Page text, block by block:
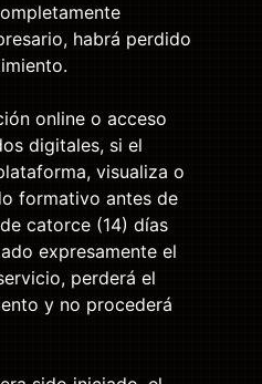
habrá perdido
online o acceso
digitales, si el
visualiza o
formativo antes de
catorce (14) días
expresamente el
perderá el
y no procederá